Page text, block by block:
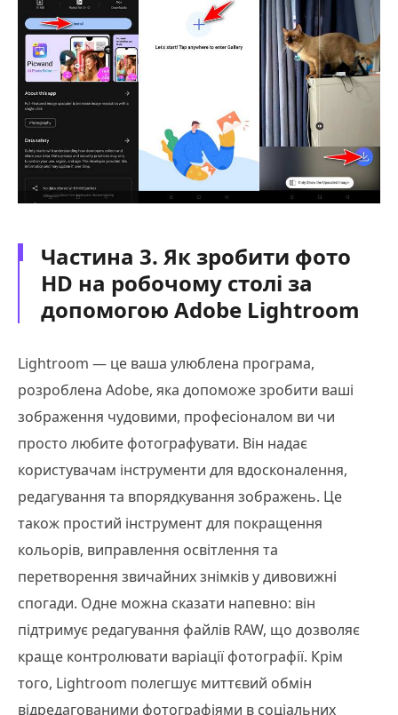
Частина 3. Як зробити фото
HD на робочому столі за
допомогою Adobe Lightroom
Lightroom — це ваша улюблена програма,
розроблена Adobe, яка допоможе зробити ваші
зображення чудовими, професіоналом ви чи
просто любите фотографувати. Він надає
користувачам інструменти для вдосконалення,
редагування та впорядкування зображень. Це
також простий інструмент для покращення
кольорів, виправлення освітлення та
перетворення звичайних знімків у дивовижні
спогади. Одне можна сказати напевно: він
підтримує редагування файлів RAW, що дозволяє
краще контролювати варіації фотографії. Крім
того, Lightroom полегшує миттєвий обмін
відредагованими фотографіями в соціальних